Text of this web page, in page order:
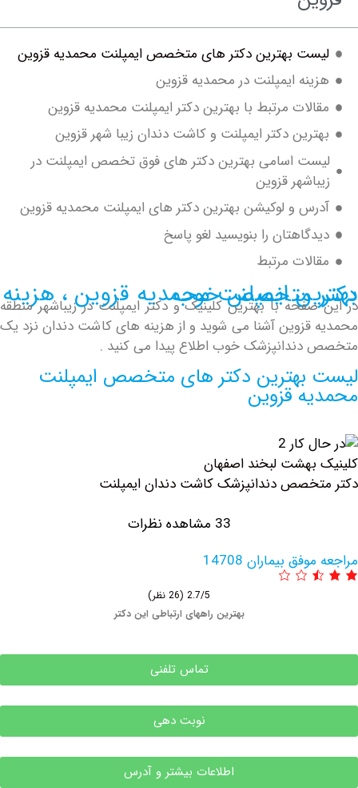
بهترین دکتر های متخصص ایمپلنت محمدیه قزوین
ایمپلنت در محمدیه قزوین
مرتبط با بهترین دکتر ایمپلنت محمدیه قزوین
دکتر ایمپلنت و کاشت دندان زیبا شهر قزوین
اسامی بهترین دکتر های فوق تخصص ایمپلنت در
قزوین
و لوکیشن بهترین دکتر های ایمپلنت محمدیه قزوین
را بنویسید لغو پاسخ
مرتبط
محمدیه قزوین ، هزینه دکتر متخصص خوب
با بهترین کلینیک و دکتر ایمپلنت در زیباشهر منطقه
آشنا می شوید و از هزینه های کاشت دندان نزد یک
خوب اطلاع پیدا می کنید .
دکتر های متخصص ایمپلنت
قزوین
لبخند اصفهان
دندانپزشک کاشت دندان ایمپلنت
بیماران 14708
بهترین راههای ارتباطی این دکتر
تماس تلفنی
نوبت دهی
اطلاعات بیشتر و آدرس